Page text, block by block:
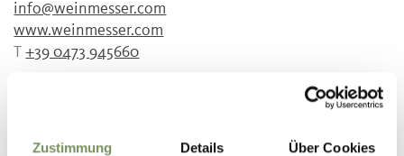
Zustimmung Details Über Cookies
info@weinmesser.com
www.weinmesser.com
T+39 0473 945660